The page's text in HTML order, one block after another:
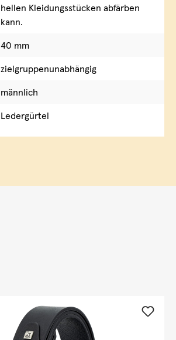
hellen Kleidungsstücken abfärben
kann.
40 mm
zielgruppenunabhängig
männlich
Ledergürtel